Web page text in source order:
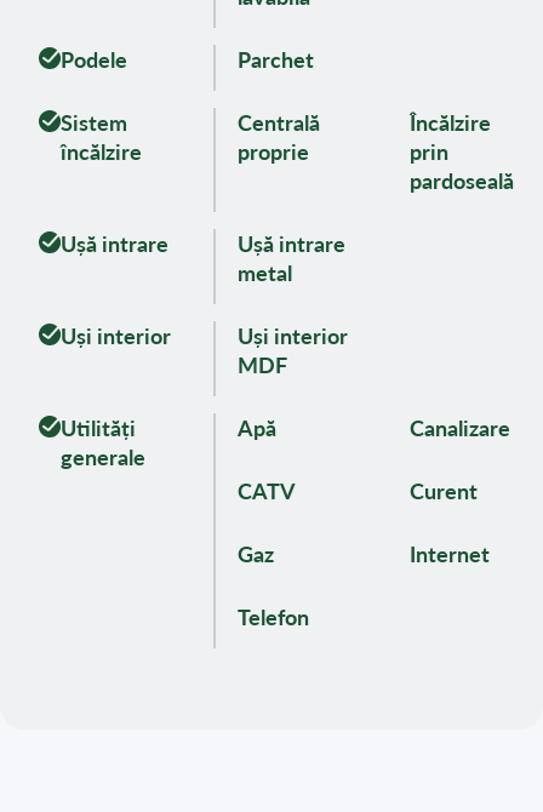
Podele Parchet
Sistem
încălzire
Centrală
proprie
Încălzire
prin
pardoseală
Ușă intrare
Ușă intrare
metal
Uși interior
Uși interior
MDF
Utilități
generale
Apă Canalizare
CATV Curent
Gaz Internet
Telefon